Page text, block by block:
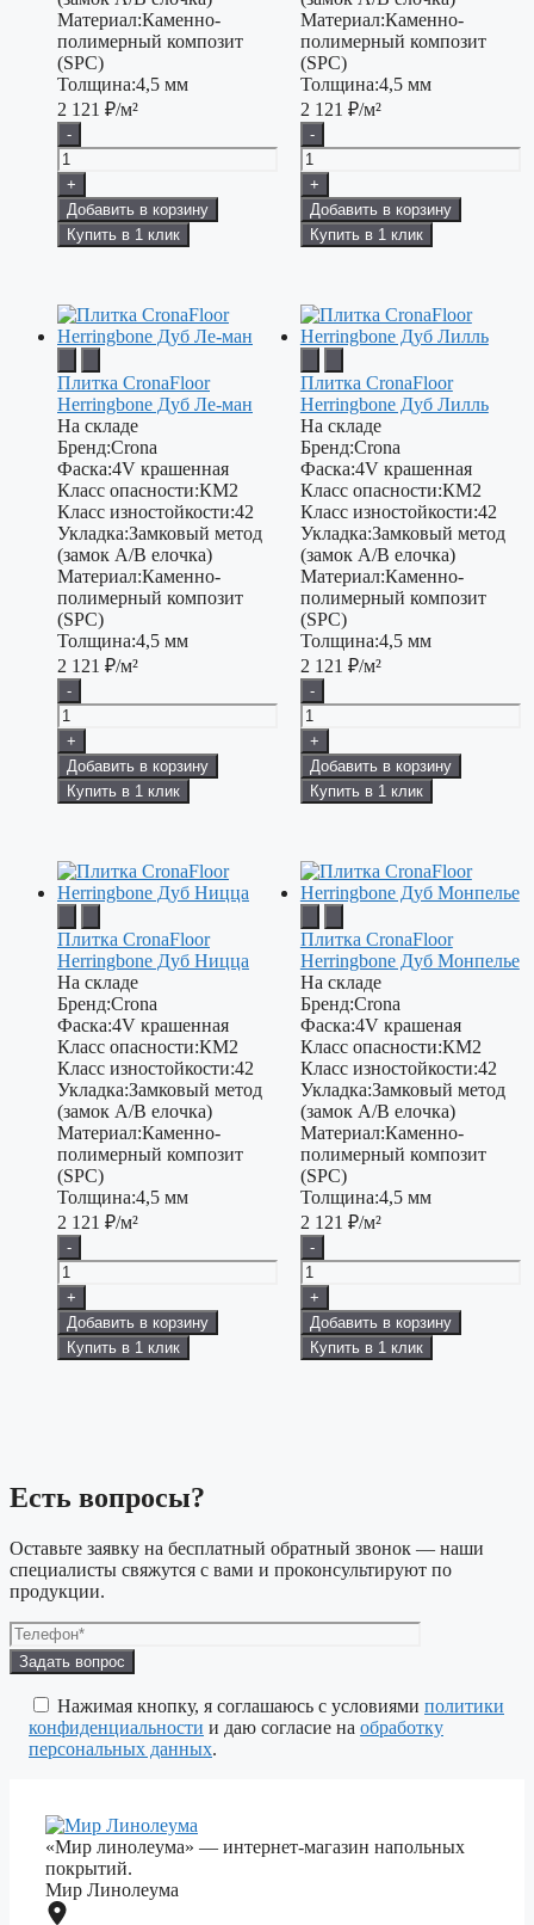
Материал:Каменно-
полимерный композит
(SPC)
Толщина:4,5 мм
2 121 ₽/м²
-
+
Добавить в корзину
Купить в 1 клик
Материал:Каменно-
полимерный композит
(SPC)
Толщина:4,5 мм
2 121 ₽/м²
-
+
Добавить в корзину
Купить в 1 клик
Плитка CronaFloor
Herringbone Дуб Ле-ман
На складе
Бренд:Crona
Фаска:4V крашенная
Класс опасности:КМ2
Класс изностойкости:42
Укладка:Замковый метод
(замок А/В елочка)
Материал:Каменно-
полимерный композит
(SPC)
Толщина:4,5 мм
2 121 ₽/м²
-
+
Добавить в корзину
Купить в 1 клик
Плитка CronaFloor
Herringbone Дуб Лилль
На складе
Бренд:Crona
Фаска:4V крашенная
Класс опасности:КМ2
Класс изностойкости:42
Укладка:Замковый метод
(замок А/В елочка)
Материал:Каменно-
полимерный композит
(SPC)
Толщина:4,5 мм
2 121 ₽/м²
-
+
Добавить в корзину
Купить в 1 клик
Плитка CronaFloor
Herringbone Дуб Ницца
На складе
Бренд:Crona
Фаска:4V крашенная
Класс опасности:КМ2
Класс изностойкости:42
Укладка:Замковый метод
(замок А/В елочка)
Материал:Каменно-
полимерный композит
(SPC)
Толщина:4,5 мм
2 121 ₽/м²
-
+
Добавить в корзину
Купить в 1 клик
Плитка CronaFloor
Herringbone Дуб Монпелье
На складе
Бренд:Crona
Фаска:4V крашеная
Класс опасности:КМ2
Класс изностойкости:42
Укладка:Замковый метод
(замок A/B елочка)
Материал:Каменно-
полимерный композит
(SPC)
Толщина:4,5 мм
2 121 ₽/м²
-
+
Добавить в корзину
Купить в 1 клик
Есть вопросы?
Оставьте заявку на бесплатный обратный звонок — наши
специалисты свяжутся с вами и проконсультируют по
продукции.
Оставьте
это
поле
пустым.
Нажимая кнопку, я соглашаюсь с условиями политики
конфиденциальности и даю согласие на обработку
персональных данных.
«Мир линолеума» — интернет-магазин напольных
покрытий.
Мир Линолеума